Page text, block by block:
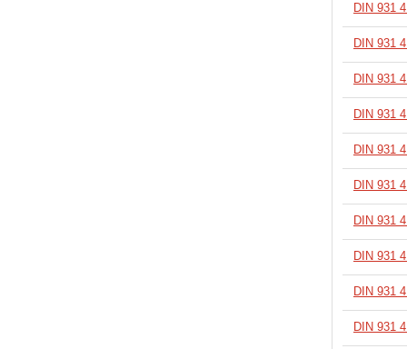
DIN 931
DIN 931
DIN 931
DIN 931
DIN 931
DIN 931
DIN 931
DIN 931
DIN 931
DIN 931